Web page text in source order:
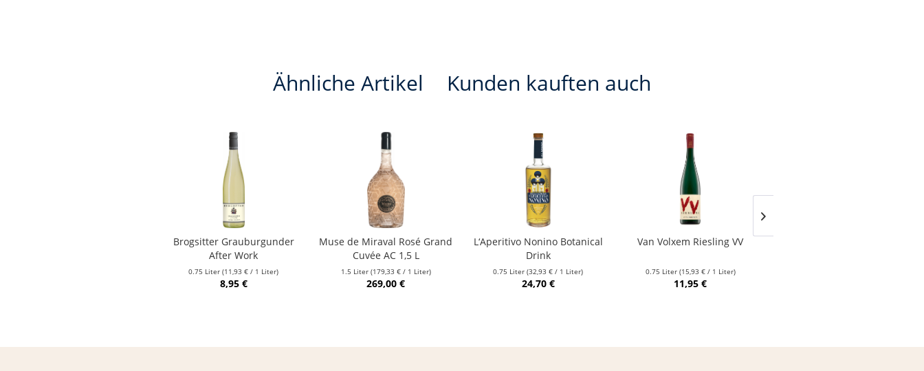
Ähnliche Artikel Kunden kauften auch
Brogsitter Grauburgunder
After Work
0.75 Liter(11,93 € / 1 Liter)
8,95 €
Muse de Miraval Rosé Grand
Cuvée AC 1,5 L
1.5 Liter (179,33 € / 1 Liter)
269,00 €
L‘Aperitivo Nonino Botanical
Drink
0.75 Liter(32,93 € / 1 Liter)
24,70 €
Van Volxem Riesling VV
0.75 Liter (15,93 € / 1 Liter)
11,95 €